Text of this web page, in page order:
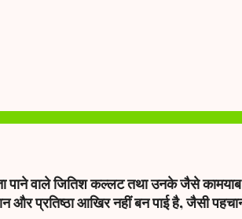
पाने वाले जितिश कल्लट तथा उनके जैसे
और प्रतिष्ठा आखिर नहीं बन पाई है, जैसी